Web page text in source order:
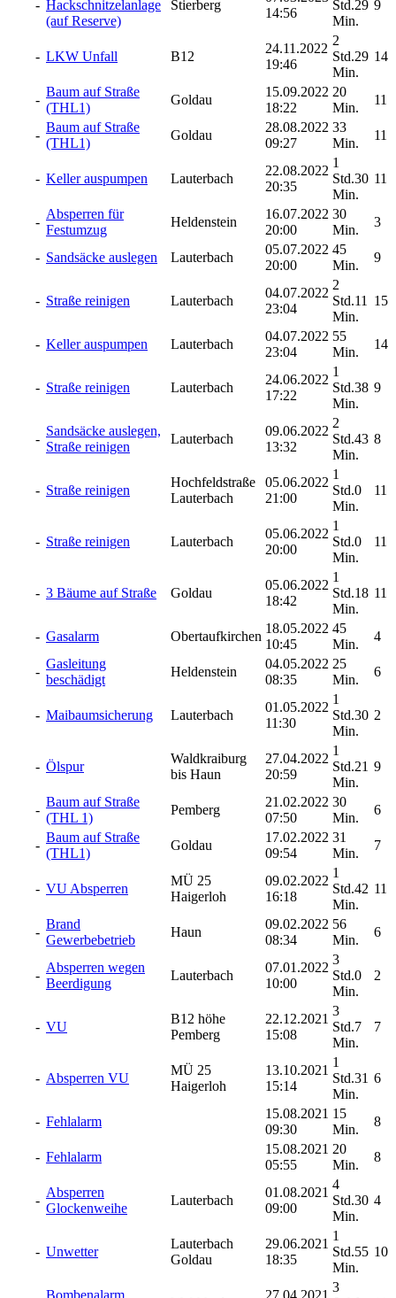
- Hackschnitzelanlage
(auf Reserve)
Stierberg
14:56
Std.29
Min.
9
- LKW Unfall B12
24.11.2022
19:46
2
Std.29
Min.
14
-
Baum auf Straße
(THL1)
Goldau
15.09.2022
18:22
20
Min.
11
-
Baum auf Straße
(THL1)
Goldau
28.08.2022
09:27
33
Min.
11
- Keller auspumpen Lauterbach
22.08.2022
20:35
1
Std.30
Min.
11
-
Absperren für
Festumzug
Heldenstein
16.07.2022
20:00
30
Min.
3
- Sandsäcke auslegen Lauterbach
05.07.2022
20:00
45
Min.
9
- Straße reinigen Lauterbach
04.07.2022
23:04
2
Std.11
Min.
15
- Keller auspumpen Lauterbach
04.07.2022
23:04
55
Min.
14
- Straße reinigen Lauterbach
24.06.2022
17:22
1
Std.38
Min.
9
-
Sandsäcke auslegen,
Straße reinigen
Lauterbach
09.06.2022
13:32
2
Std.43
Min.
8
- Straße reinigen
Hochfeldstraße
Lauterbach
05.06.2022
21:00
1
Std.0
Min.
11
- Straße reinigen Lauterbach
05.06.2022
20:00
1
Std.0
Min.
11
- 3 Bäume auf Straße Goldau
05.06.2022
18:42
1
Std.18
Min.
11
- Gasalarm Obertaufkirchen
18.05.2022
10:45
45
Min.
4
-
Gasleitung
beschädigt
Heldenstein
04.05.2022
08:35
25
Min.
6
- Maibaumsicherung Lauterbach
01.05.2022
11:30
1
Std.30
Min.
2
- Ölspur
Waldkraiburg
bis Haun
27.04.2022
20:59
1
Std.21
Min.
9
-
Baum auf Straße
(THL 1)
Pemberg
21.02.2022
07:50
30
Min.
6
-
Baum auf Straße
(THL1)
Goldau
17.02.2022
09:54
31
Min.
7
- VU Absperren
MÜ 25
Haigerloh
09.02.2022
16:18
1
Std.42
Min.
11
-
Brand
Gewerbebetrieb
Haun
09.02.2022
08:34
56
Min.
6
-
Absperren wegen
Beerdigung
Lauterbach
07.01.2022
10:00
3
Std.0
Min.
2
- VU
B12 höhe
Pemberg
22.12.2021
15:08
3
Std.7
Min.
7
- Absperren VU
MÜ 25
Haigerloh
13.10.2021
15:14
1
Std.31
Min.
6
- Fehlalarm
15.08.2021
09:30
15
Min.
8
- Fehlalarm
15.08.2021
05:55
20
Min.
8
-
Absperren
Glockenweihe
Lauterbach
01.08.2021
09:00
4
Std.30
Min.
4
- Unwetter
Lauterbach
Goldau
29.06.2021
18:35
1
Std.55
Min.
10
3